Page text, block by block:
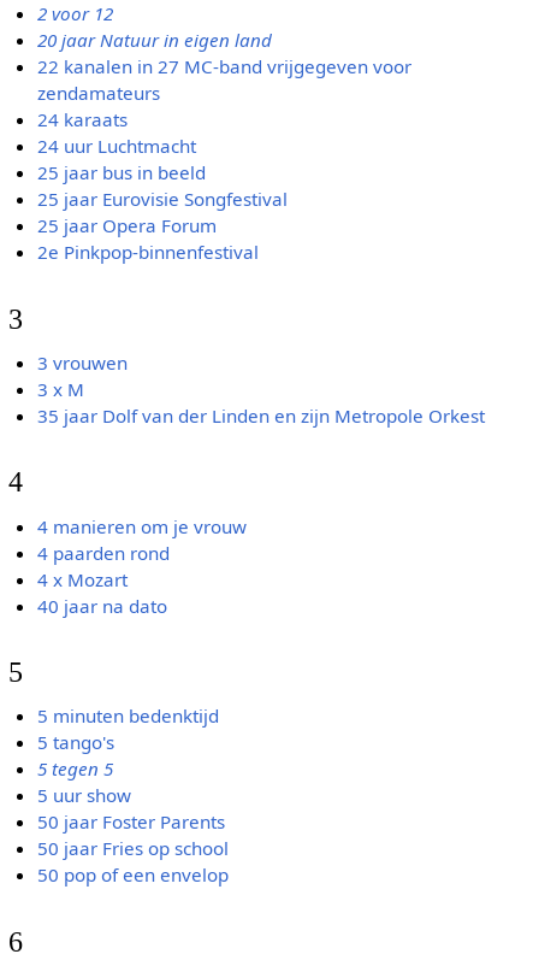
2 voor 12
20 jaar Natuur in eigen land
22 kanalen in 27 MC-band vrijgegeven voor
zendamateurs
24 karaats
24 uur Luchtmacht
25 jaar bus in beeld
25 jaar Eurovisie Songfestival
25 jaar Opera Forum
2e Pinkpop-binnenfestival
3
3 vrouwen
3 x M
35 jaar Dolf van der Linden en zijn Metropole Orkest
4
4 manieren om je vrouw
4 paarden rond
4 x Mozart
40 jaar na dato
5
5 minuten bedenktijd
5 tango's
5 tegen 5
5 uur show
50 jaar Foster Parents
50 jaar Fries op school
50 pop of een envelop
6